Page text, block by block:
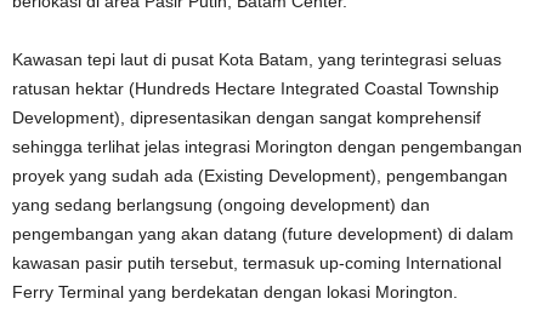
Kawasan tepi laut di pusat Kota Batam, yang terintegrasi seluas
ratusan hektar (Hundreds Hectare Integrated Coastal Township
Development), dipresentasikan dengan sangat komprehensif
sehingga terlihat jelas integrasi Morington dengan pengembangan
proyek yang sudah ada (Existing Development), pengembangan
yang sedang berlangsung (ongoing development) dan
pengembangan yang akan datang (future development) di dalam
kawasan pasir putih tersebut, termasuk up-coming International
Ferry Terminal yang berdekatan dengan lokasi Morington.